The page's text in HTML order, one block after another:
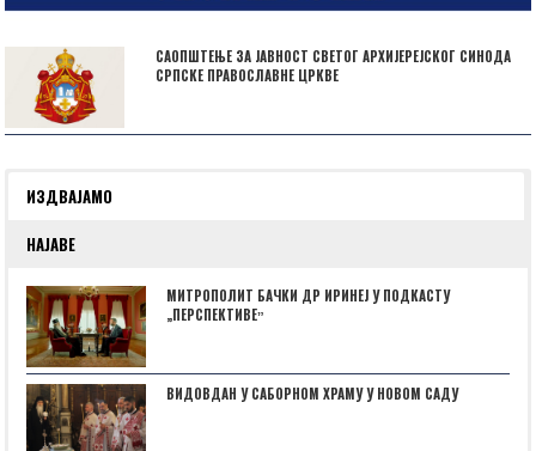
САОПШТЕЊЕ ЗА ЈАВНОСТ СВЕТОГ АРХИЈЕРЕЈСКОГ СИНОДА
СРПСКЕ ПРАВОСЛАВНЕ ЦРКВЕ
ИЗДВАЈАМО
НАЈАВЕ
МИТРОПОЛИТ БАЧКИ ДР ИРИНЕЈ У ПОДКАСТУ
„ПЕРСПЕКТИВЕˮ
ВИДОВДАН У САБОРНОМ ХРАМУ У НОВОМ САДУ